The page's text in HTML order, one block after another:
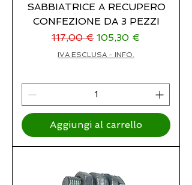
SABBIATRICE A RECUPERO
CONFEZIONE DA 3 PEZZI
Prezzo regolare
117,00 € Prezzo scontato
105,30 €
IVA ESCLUSA - INFO.
Aggiungi al carrello